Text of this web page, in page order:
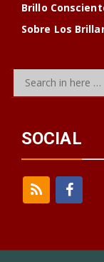
Brillo
Sobre Los
Search
SOCIAL